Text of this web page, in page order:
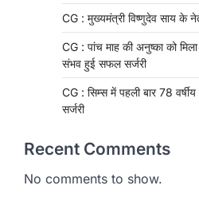
CG : मुख्यमंत्री विष्णुदेव साय के
CG : पांच माह की अनुष्का को
संभव हुई सफल सर्जरी
CG : सिम्स में पहली बार 78
सर्जरी
Recent Comments
No comments to show.